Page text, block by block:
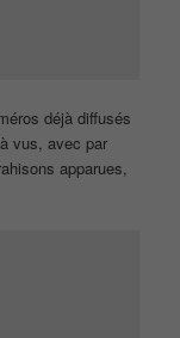
déjà diffusés
vus, avec par
apparues,